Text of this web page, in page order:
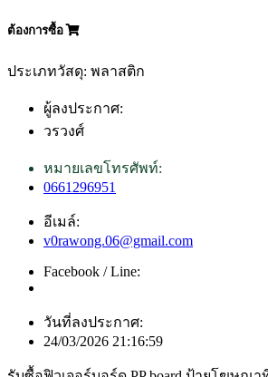
ต้องการซื้อ
ประเภทวัสดุ: พลาสติก
ผู้ลงประกาศ:
วรวงศ์
หมายเลขโทรศัพท์:
0661296951
อีเมล์:
v0rawong.06@gmail.com
Facebook / Line:
วันที่ลงประกาศ:
24/03/2026 21:16:59